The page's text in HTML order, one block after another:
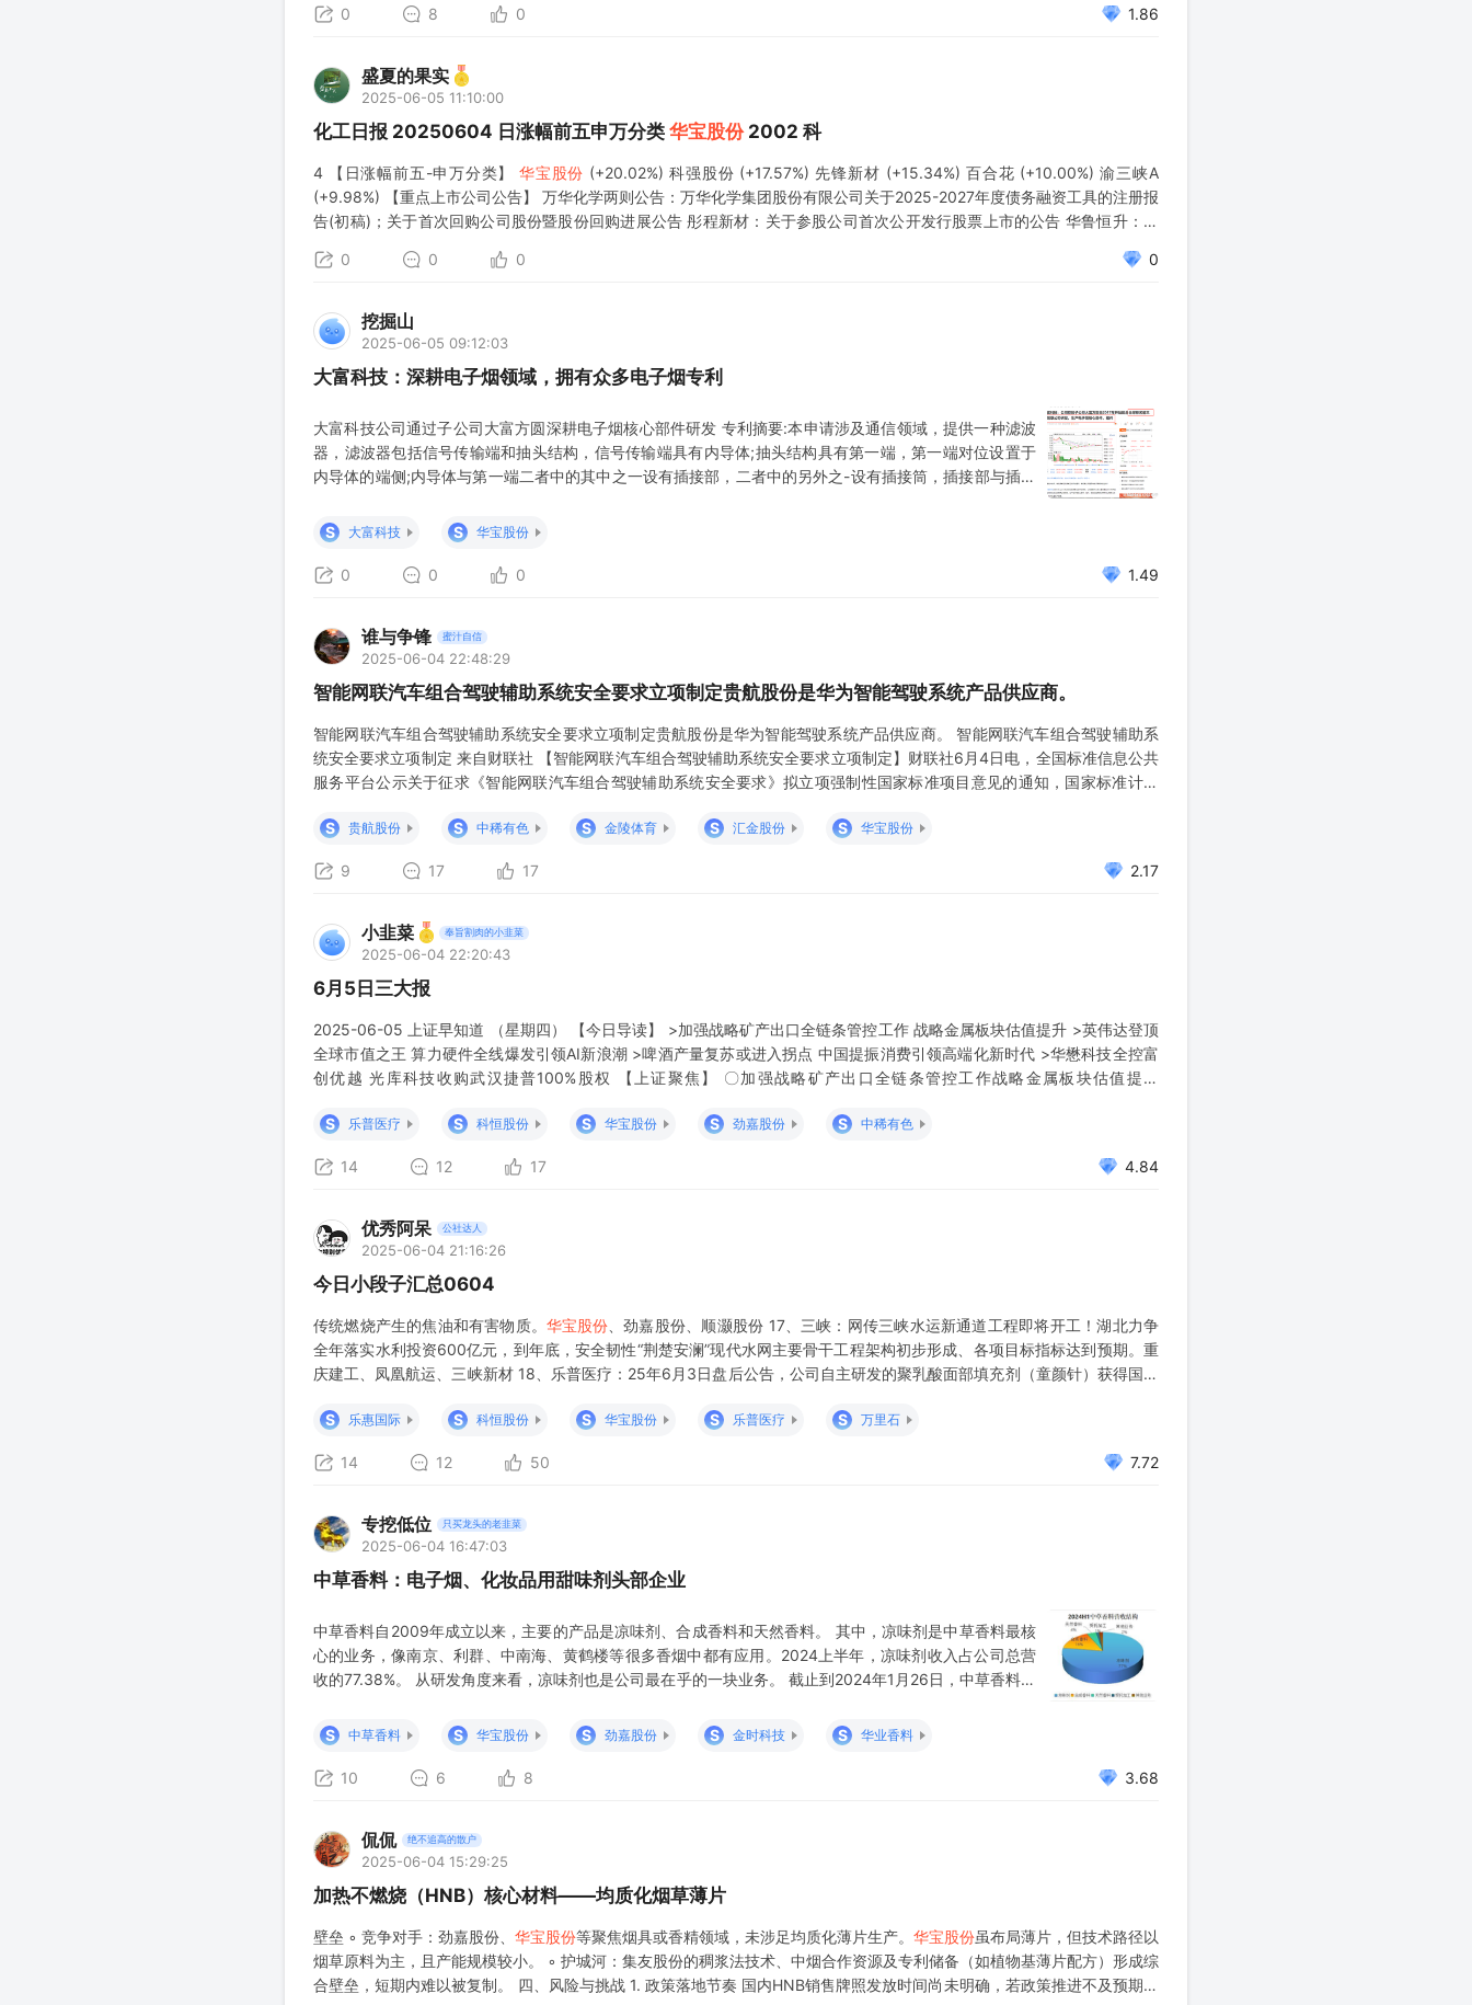
0 8 0 1.86
盛夏的果实
2025-06-05 11:10:00
化工日报 20250604 日涨幅前五申万分类 华宝股份2002 科
4 【日涨幅前五-申万分类】 华宝股份 (+20.02%) 科强股份 (+17.57%) 先锋新材 (+15.34%) 百合花 (+10.00%) 渝三峡A
(+9.98%) 【重点上市公司公告】 万华化学两则公告：万华化学集团股份有限公司关于2025-2027年度债务融资工具的注册报
告(初稿)；关于首次回购公司股份暨股份回购进展公告 彤程新材：关于参股公司首次公开发行股票上市的公告 华鲁恒升：关
0 0 0 0
挖掘山
2025-06-05 09:12:03
大富科技：深耕电子烟领域，拥有众多电子烟专利
大富科技公司通过子公司大富方圆深耕电子烟核心部件研发 专利摘要:本申请涉及通信领域，提供一种滤波
器，滤波器包括信号传输端和抽头结构，信号传输端具有内导体;抽头结构具有第一端，第一端对位设置于
内导体的端侧;内导体与第一端二者中的其中之一设有插接部，二者中的另外之-设有插接筒，插接部与插接
与抽头结构之间的耦合连接。基于此，插接部与插接筒之间无需设置焊点，插接部的外周面与插接筒的内筒
壁之间的耦合面积较大，从而
S 大富科技 S 华宝股份
0 0 0 1.49
谁与争锋 蜜汁自信
2025-06-04 22:48:29
智能网联汽车组合驾驶辅助系统安全要求立项制定贵航股份是华为智能驾驶系统产品供应商。
智能网联汽车组合驾驶辅助系统安全要求立项制定贵航股份是华为智能驾驶系统产品供应商。 智能网联汽车组合驾驶辅助系
统安全要求立项制定 来自财联社 【智能网联汽车组合驾驶辅助系统安全要求立项制定】财联社6月4日电，全国标准信息公共
服务平台公示关于征求《智能网联汽车组合驾驶辅助系统安全要求》拟立项强制性国家标准项目意见的通知，国家标准计划
草单位包括中国汽车技术研究中心有限公司、东风汽车集团股份有
S 贵航股份 S 中稀有色 S 金陵体育 S 汇金股份 S 华宝股份
9 17 17 2.17
小韭菜 奉旨割肉的小韭菜
2025-06-04 22:20:43
6月5日三大报
2025-06-05 上证早知道 （星期四） 【今日导读】 >加强战略矿产出口全链条管控工作 战略金属板块估值提升 >英伟达登顶
全球市值之王 算力硬件全线爆发引领AI新浪潮 >啤酒产量复苏或进入拐点 中国提振消费引领高端化新时代 >华懋科技全控富
创优越 光库科技收购武汉捷普100%股权 【上证聚焦】 〇加强战略矿产出口全链条管控工作战略金属板块估值提升
国多地多措并举、加强管控，严防战
S 乐普医疗 S 科恒股份 S 华宝股份 S 劲嘉股份 S 中稀有色
14 12 17 4.84
优秀阿呆 公社达人
2025-06-04 21:16:26
今日小段子汇总0604
传统燃烧产生的焦油和有害物质。 华宝股份 、劲嘉股份、顺灏股份 17、三峡：网传三峡水运新通道工程即将开工！湖北力争
全年落实水利投资600亿元，到年底，安全韧性“荆楚安澜”现代水网主要骨干工程架构初步形成、各项目标指标达到预期。重
庆建工、凤凰航运、三峡新材 18、乐普医疗：25年6月3日盘后公告，公司自主研发的聚乳酸面部填充剂（童颜针）获得国家
S
乐惠国际 S 科恒股份 S 华宝股份 S 乐普医疗 S 万里石
14 12 50 7.72
专挖低位 只买龙头的老韭菜
2025-06-04 16:47:03
中草香料：电子烟、化妆品用甜味剂头部企业
中草香料自2009年成立以来，主要的产品是凉味剂、合成香料和天然香料。 其中，凉味剂是中草香料最核
心的业务，像南京、利群、中南海、黄鹤楼等很多香烟中都有应用。2024上半年，凉味剂收入占公司总营
收的77.38%。 从研发角度来看，凉味剂也是公司最在乎的一块业务。 截止到2024年1月26日，中草香料有
看，公司布局下游烟草市场的产品主要是凉味剂！ 更关键的是，凉味剂除了可以应用于烟草中之外，还可
以
S 中草香料 S 华宝股份 S 劲嘉股份 S 金时科技 S 华业香料
10 6 8 3.68
侃侃 绝不追高的散户
2025-06-04 15:29:25
加热不燃烧（HNB）核心材料——均质化烟草薄片
壁垒 ◦ 竞争对手：劲嘉股份、 华宝股份等聚焦烟具或香精领域，未涉足均质化薄片生产。 华宝股份虽布局薄片，但技术路径以
烟草原料为主，且产能规模较小。 ◦ 护城河：集友股份的稠浆法技术、中烟合作资源及专利储备（如植物基薄片配方）形成综
合壁垒，短期内难以被复制。 四、风险与挑战 1. 政策落地节奏 国内HNB销售牌照发放时间尚未明确，若政策推进不及预期，